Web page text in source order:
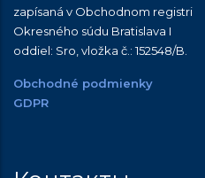
zapísaná v Obchodnom registri
Okresného súdu Bratislava I
oddiel: Sro, vložka č.:152548/B
Obchodné podmienky
GDPR